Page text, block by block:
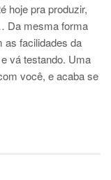
hoje pra produzir,
Da mesma forma
as facilidades da
vá testando. Uma
você, e acaba se